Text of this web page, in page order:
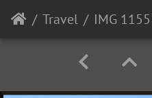
Travel IMG 1155